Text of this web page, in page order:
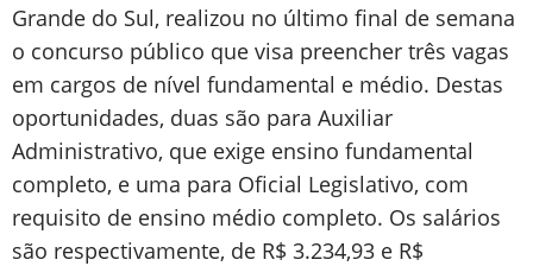
Grande do Sul, realizou no último final de semana
o concurso público que visa preencher três vagas
em cargos de nível fundamental e médio. Destas
oportunidades, duas são para Auxiliar
Administrativo, que exige ensino fundamental
completo, e uma para Oficial Legislativo, com
requisito de ensino médio completo. Os salários
são respectivamente, de R$ 3.234,93 e R$